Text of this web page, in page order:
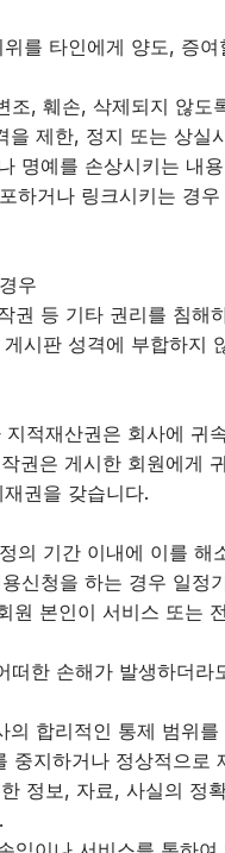
를 타인에게 양도, 증
조, 훼손, 삭제되지 않
제한, 정지 또는 상실
명예를 손상시키는 내
하거나 링크시키는 경우
우
등 기타 권리를 침해
시판 성격에 부합하지
적재산권은 회사에 귀
권은 게시한 회원에게
권을 갖습니다.
의 기간 이내에 이를
신청을 하는 경우 일정
본인이 서비스 또는
한 손해가 발생하더
합리적인 통제 범위
지하거나 정상적으
정보, 자료, 사실의